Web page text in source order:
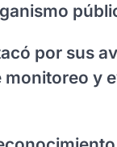
por sus
y